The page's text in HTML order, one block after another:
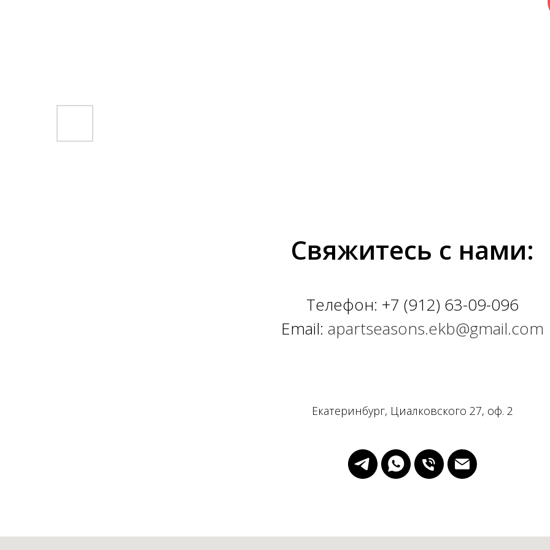
Свяжитесь с нами:
Телефон: +7 (912) 63-09-096
Email: apartseasons.ekb@gmail.com
Екатеринбург, Циалковского 27, оф. 2